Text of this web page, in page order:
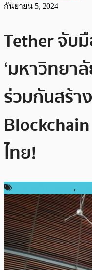
กันยายน 5, 2024
Tether จับ
‘มหาวิทยา
ร่วมกันสร้า
ไทย!
,